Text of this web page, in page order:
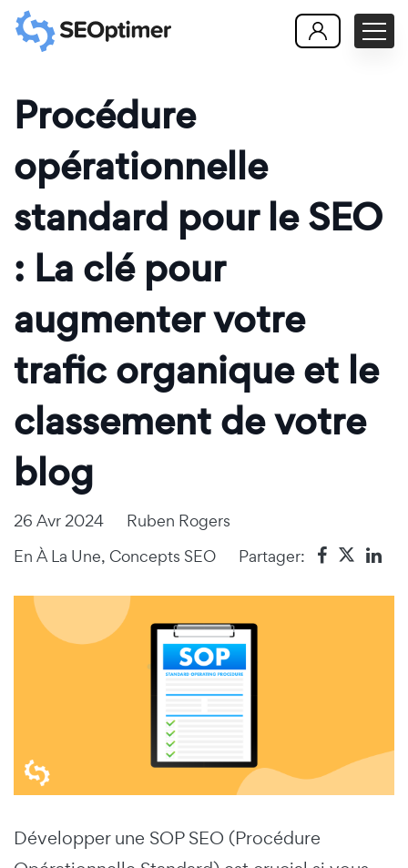
Procédure
opérationnelle
standard pour le SEO
: La clé pour
augmenter votre
trafic organique et le
classement de votre
blog
26 Avr 2024
Ruben Rogers
En À La Une, Concepts SEO Partager:
Développer une SOP SEO (Procédure